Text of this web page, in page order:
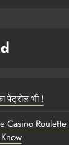
पेट्रोल भी !
Casino